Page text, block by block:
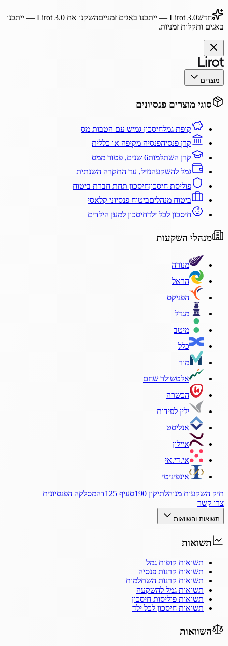
חדשLirot 3.0 — ייתכנו באגים זמנייםהשקנו את Lirot 3.0— ייתכנו
באגים ותקלות זמניות.
מוצרים
סוגי מוצרים פנסיונים
קופת גמלחיסכון גמיש עם הטבות מס
קרן פנסיהפנסיה מקיפה או כללית
קרן השתלמות6 שנים, פטור ממס
גמל להשקעהנזיל, עד התקרה השנתית
פוליסת חיסכוןחיסכון תחת חברת ביטוח
ביטוח מנהליםביטוח פנסיוני קלאסי
חיסכון לכל ילדחיסכון למען הילדים
מנהלי השקעות
מנורה
הראל
הפניקס
מגדל
מיטב
כלל
מור
אלטשולר שחם
הכשרה
ילין לפידות
אנליסט
איילון
אי.די.אי
אינפיניטי
תיק השקעות מנוהלתיקון 190 סעיף 125ד
המסלקה הפנסיונית
צרו קשר
תשואות והשוואות
תשואות
תשואות קופות גמל
תשואות קרנות פנסיה
תשואות קרנות השתלמות
תשואות גמל להשקעה
תשואות פוליסות חיסכון
תשואות חיסכון לכל ילד
השוואות